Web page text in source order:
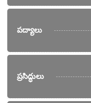
పద్యాలు
ప్రసిద్ధులు